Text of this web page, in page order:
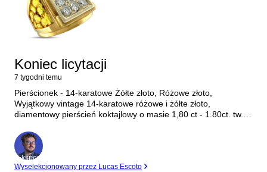
Koniec licytacji
7 tygodni temu
Pierścionek - 14-karatowe Żółte złoto, Różowe złoto,
Wyjątkowy vintage 14-karatowe różowe i żółte złoto,
diamentowy pierścień koktajlowy o masie 1,80 ct - 1.80ct. tw.
Ekspert
Wyselekcjonowany przez Lucas Escoto